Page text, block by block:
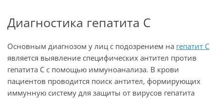
Диагностика гепатита С
Основным диагнозом у лиц с подозрением на гепатит С
является выявление специфических антител против
гепатита С с помощью иммуноанализа. В крови
пациентов проводится поиск антител, формирующих
иммунную систему для защиты от вирусов гепатита